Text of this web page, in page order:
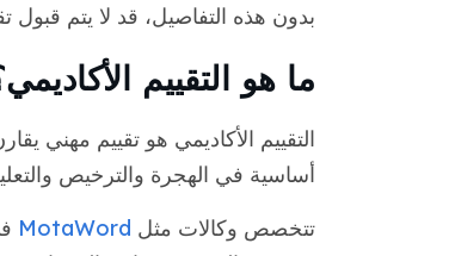
بدون هذه التفاصيل، قد لا يتم
ما هو التقييم
التقييم الأكاديمي هو تقييم مهني
أساسية في الهجرة والترخيص
تتخصص وكالات مثل MotaWord